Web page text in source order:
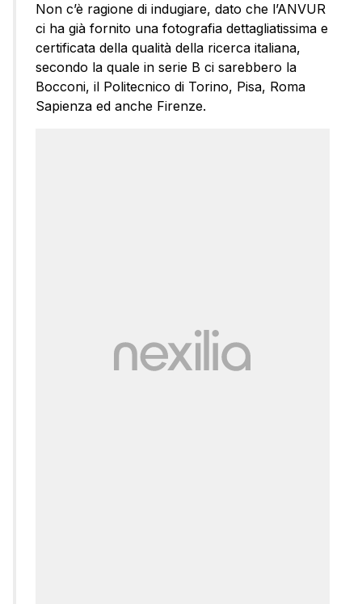
Non c’è ragione di indugiare, dato che l’ANVUR
ci ha già fornito una fotografia dettagliatissima e
certificata della qualità della ricerca italiana,
secondo la quale in serie B ci sarebbero la
Bocconi, il Politecnico di Torino, Pisa, Roma
Sapienza ed anche Firenze.